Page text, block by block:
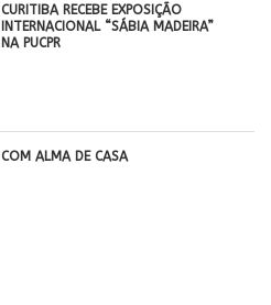
CURITIBA RECEBE EXPOSIÇÃO
INTERNACIONAL “SÁBIA MADEIRA”
NA PUCPR
COM ALMA DE CASA